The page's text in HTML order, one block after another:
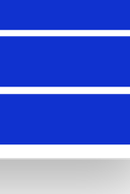
ha sido todo